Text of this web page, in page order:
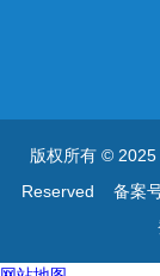
版权所有 ©
Reserved备案